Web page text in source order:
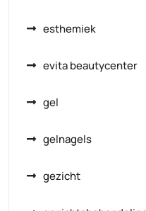
esthemiek
evita beautycenter
gel
gelnagels
gezicht